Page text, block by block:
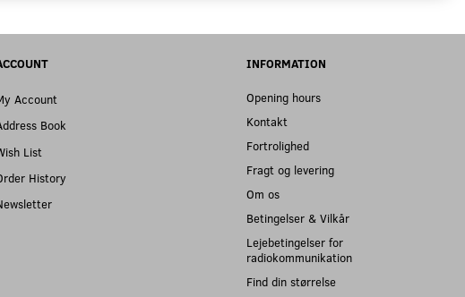
Account
Book
List
History
INFORMATION
Opening hours
Kontakt
Fortrolighed
Fragt og levering
Om os
Betingelser & Vilkår
Lejebetingelser for
radiokommunikation
Find din størrelse